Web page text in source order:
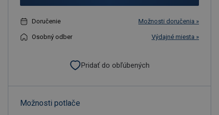
Doručenie Možnosti doručenia »
Osobný odber Výdajné miesta »
Pridať do obľúbených
Možnosti potlače